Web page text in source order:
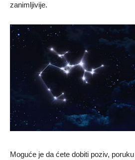
zanimljivije.
Moguće je da ćete dobiti poziv,